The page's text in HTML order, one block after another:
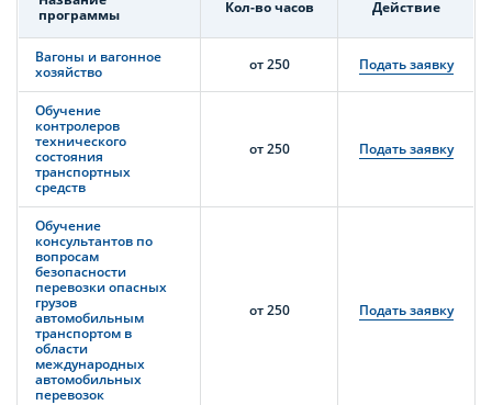
программы
Кол-во часов Действие
Вагоны и вагонное
хозяйство
от 250 Подать заявку
Обучение
контролеров
технического
состояния
транспортных
средств
от 250 Подать заявку
Обучение
консультантов по
вопросам
безопасности
перевозки опасных
грузов
автомобильным
транспортом в
области
международных
автомобильных
перевозок
от 250 Подать заявку